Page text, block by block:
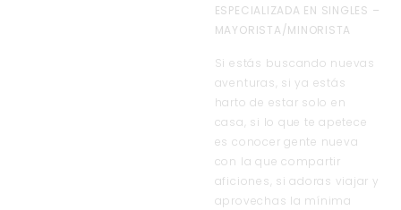
ESPECIALIZADA EN SINGLES –
MAYORISTA/MINORISTA
Si estás buscando nuevas
aventuras, si ya estás
harto de estar solo en
casa, si lo que te apetece
es conocer gente nueva
con la que compartir
aficiones, si adoras viajar y
aprovechas la mínima